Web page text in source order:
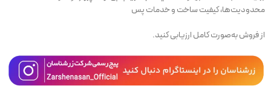
محدودیت‌ها، کیفیت ساخت و خدمات پس
از فروش به‌صورت کامل ارزیابی کنید.